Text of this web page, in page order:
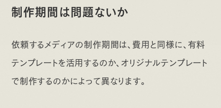
制作期間は問題ないか
依頼するメディアの制作期間は、費用と同様に、有料
テンプレートを活用するのか、オリジナルテンプレート
で制作するのかによって異なります。